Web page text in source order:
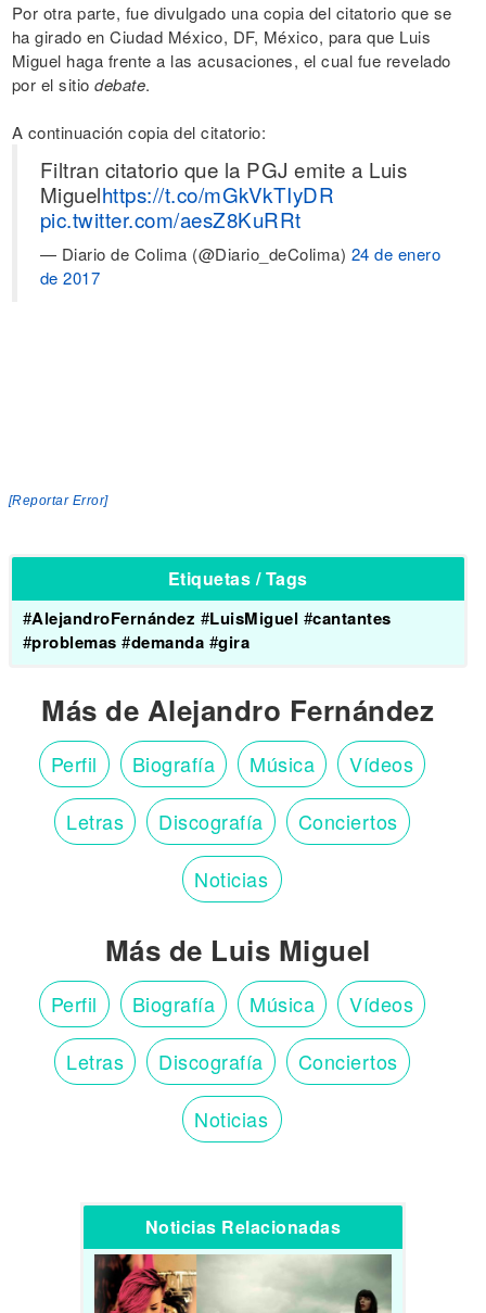
Por otra parte, fue divulgado una copia del citatorio que se
ha girado en Ciudad México, DF, México, para que Luis
Miguel haga frente a las acusaciones, el cual fue revelado
por el sitio debate.
A continuación copia del citatorio:
Filtran citatorio que la PGJ emite a Luis
Miguelhttps://t.co/mGkVkTIyDR
pic.twitter.com/aesZ8KuRRt
— Diario de Colima (@Diario_deColima) 24 de enero
de 2017
[Reportar Error]
Etiquetas / Tags
#AlejandroFernández #LuisMiguel #cantantes
#problemas #demanda #gira
Más de Alejandro Fernández
Perfil Biografía Música Vídeos
Letras Discografía Conciertos
Noticias
Más de Luis Miguel
Perfil Biografía Música Vídeos
Letras Discografía Conciertos
Noticias
Noticias Relacionadas